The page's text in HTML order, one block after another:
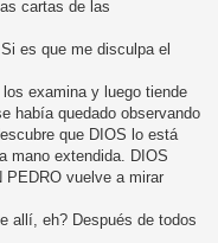
cartas de las
es que me disculpa el
examina y luego tiende
había quedado observando
que DIOS lo está
mano extendida. DIOS
PEDRO vuelve a mirar
allí, eh? Después de todos